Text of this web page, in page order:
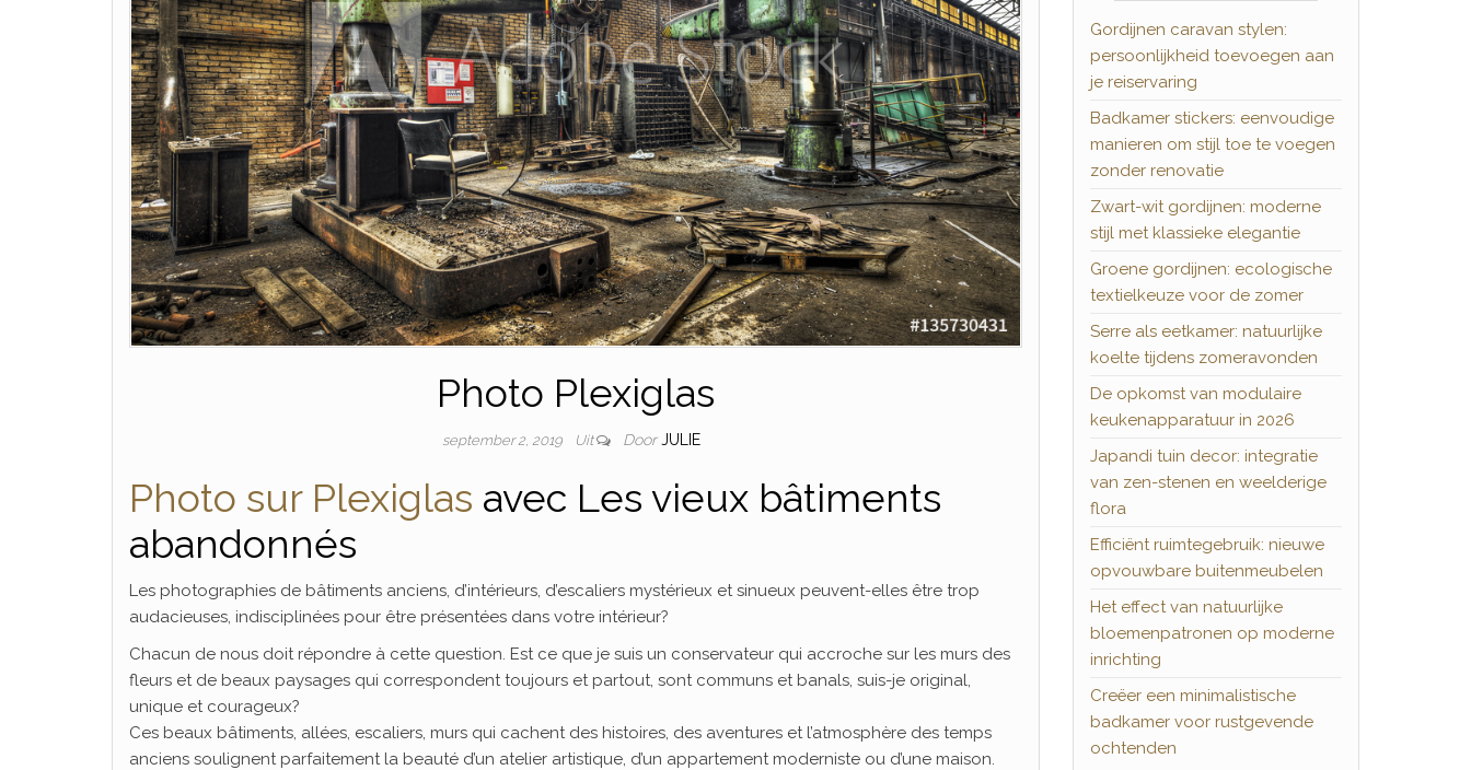
Photo Plexiglas
september 2, 2019 Uit Door JULIE
Photo sur Plexiglas avec Les vieux bâtiments
abandonnés
Les photographies de bâtiments anciens, d’intérieurs, d’escaliers mystérieux et sinueux peuvent-elles être trop
audacieuses, indisciplinées pour être présentées dans votre intérieur?
Chacun de nous doit répondre à cette question. Est ce que je suis un conservateur qui accroche sur les murs des
fleurs et de beaux paysages qui correspondent toujours et partout, sont communs et banals, suis-je original,
unique et courageux?
Ces beaux bâtiments, allées, escaliers, murs qui cachent des histoires, des aventures et l’atmosphère des temps
anciens soulignent parfaitement la beauté d’un atelier artistique, d’un appartement moderniste ou d’une maison.
Gordijnen caravan stylen:
persoonlijkheid toevoegen aan
je reiservaring
Badkamer stickers: eenvoudige
manieren om stijl toe te voegen
zonder renovatie
Zwart-wit gordijnen: moderne
stijl met klassieke elegantie
Groene gordijnen: ecologische
textielkeuze voor de zomer
Serre als eetkamer: natuurlijke
koelte tijdens zomeravonden
De opkomst van modulaire
keukenapparatuur in 2026
Japandi tuin decor: integratie
van zen-stenen en weelderige
flora
Efficiënt ruimtegebruik: nieuwe
opvouwbare buitenmeubelen
Het effect van natuurlijke
bloemenpatronen op moderne
inrichting
Creëer een minimalistische
badkamer voor rustgevende
ochtenden